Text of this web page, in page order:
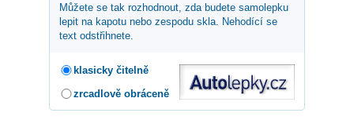
Můžete se tak rozhodnout, zda budete samolepku
lepit na kapotu nebo zespodu skla. Nehodící se
text odstřihnete.
klasicky čitelně
zrcadlově obráceně